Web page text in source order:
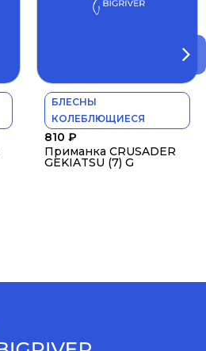
БЛЕСНЫ
КОЛЕБЛЮЩИЕСЯ
810 ₽
Приманка CRUSADER
GEKIATSU (7) G